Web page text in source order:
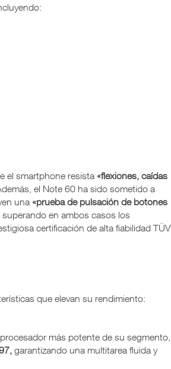
el smartphone resista «flexiones, caídas
el Note 60 ha sido sometido a
una «prueba de pulsación de botones
, superando en ambos casos los
certificación de alta fiabilidad TÜV
que elevan su rendimiento:
más potente de su segmento,
garantizando una multitarea fluida y